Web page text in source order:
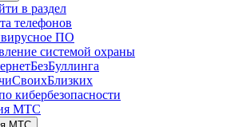
в раздел
телефонов
ПО
системой охраны
кибербезопасности
МТС